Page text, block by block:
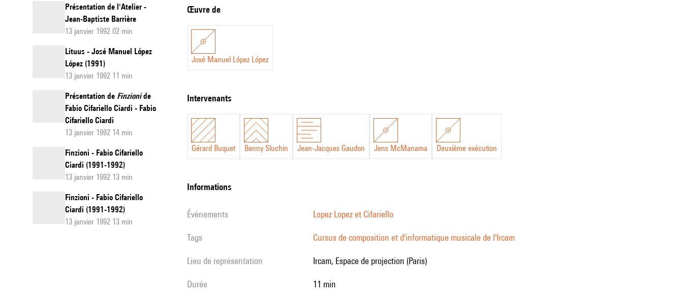
Présentation de l'Atelier -
Jean-Baptiste Barrière
13 janvier 1992 02 min
Lituus - José Manuel López
López (1991)
13 janvier 1992 11 min
Présentation de Finzionide
Fabio Cifariello Ciardi - Fabio
Cifariello Ciardi
13 janvier 1992 14 min
Finzioni - Fabio Cifariello
Ciardi (1991-1992)
13 janvier 1992 13 min
Finzioni - Fabio Cifariello
Ciardi (1991-1992)
13 janvier 1992 13 min
Œuvre de
José Manuel López López
intervenants
Gérard Buquet Benny Sluchin Jean-Jacques Gaudon Jens McManama Deuxième exécution
informations
évènements Lopez Lopez et Cifariello
Tags Cursus de composition et d'informatique musicale de l'Ircam
Lieu de représentation Ircam, Espace de projection (Paris)
durée 11 min